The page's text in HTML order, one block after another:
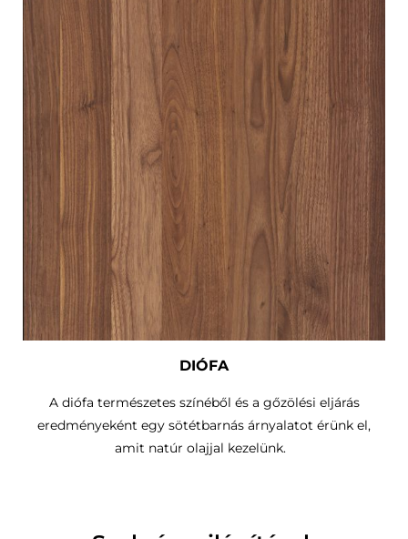
DIÓFA
A diófa természetes színéből és a gőzölési eljárás
eredményeként egy sötétbarnás árnyalatot érünk el,
amit natúr olajjal kezelünk.